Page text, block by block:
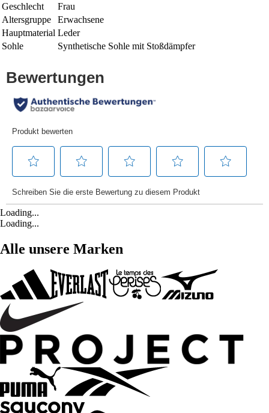
Geschlecht
Frau
Altersgruppe
Erwachsene
Hauptmaterial Leder
Sohle
Synthetische Sohle mit Stoßdämpfer
Loading...
Loading...
Alle unsere Marken